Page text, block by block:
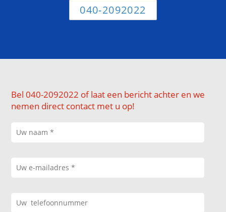
040-2092022
Bel 040-2092022 of laat een bericht achter en we
nemen direct contact met u op!